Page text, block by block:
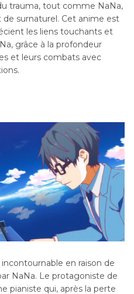
trauma, tout comme NaNa,
surnaturel. Cet anime est
les liens touchants et
grâce à la profondeur
et leurs combats avec
en raison de
NaNa. Le protagoniste de
pianiste qui, après la perte